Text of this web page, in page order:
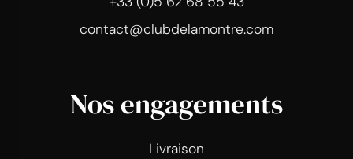
contact@clubdelamontre.com
Nos engagements
Livraison